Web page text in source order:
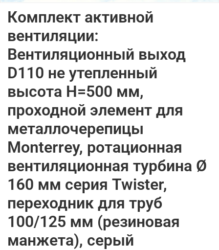
Комплект активной
вентиляции:
Вентиляционный выход
D110 не утепленный
высота H=500 мм,
проходной элемент для
металлочерепицы
Monterrey, ротационная
вентиляционная турбина Ø
160 мм серия Twister,
переходник для труб
100/125 мм (резиновая
манжета), серый